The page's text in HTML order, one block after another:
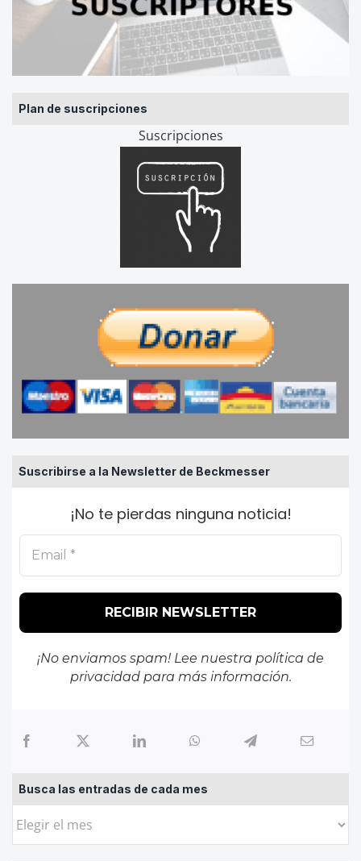
Plan de suscripciones
Suscripciones
Suscribirse a la Newsletter de Beckmesser
¡No te pierdas ninguna noticia!
¡No enviamos spam! Lee nuestra política de
privacidadpara más información.
Busca las entradas de cada mes
Busca